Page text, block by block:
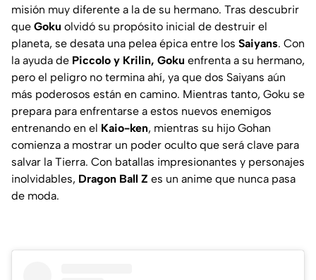
misión muy diferente a la de su hermano. Tras descubrir
que Goku olvidó su propósito inicial de destruir el
planeta, se desata una pelea épica entre los Saiyans. Con
la ayuda de Piccolo y Krilin, Goku enfrenta a su hermano,
pero el peligro no termina ahí, ya que dos Saiyans aún
más poderosos están en camino. Mientras tanto, Goku se
prepara para enfrentarse a estos nuevos enemigos
entrenando en el Kaio-ken, mientras su hijo Gohan
comienza a mostrar un poder oculto que será clave para
salvar la Tierra. Con batallas impresionantes y personajes
inolvidables, Dragon Ball Z es un anime que nunca pasa
de moda.